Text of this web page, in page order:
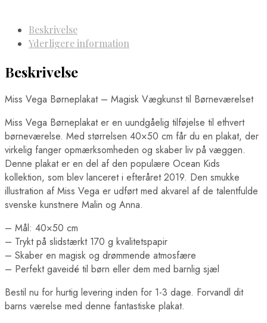
Beskrivelse
Yderligere information
Beskrivelse
Miss Vega Børneplakat – Magisk Vægkunst til Børneværelset
Miss Vega Børneplakat er en uundgåelig tilføjelse til ethvert
børneværelse. Med størrelsen 40×50 cm får du en plakat, der
virkelig fanger opmærksomheden og skaber liv på væggen.
Denne plakat er en del af den populære Ocean Kids
kollektion, som blev lanceret i efteråret 2019. Den smukke
illustration af Miss Vega er udført med akvarel af de talentfulde
svenske kunstnere Malin og Anna.
– Mål: 40×50 cm
– Trykt på slidstærkt 170 g kvalitetspapir
– Skaber en magisk og drømmende atmosfære
– Perfekt gaveidé til børn eller dem med barnlig sjæl
Bestil nu for hurtig levering inden for 1-3 dage. Forvandl dit
barns værelse med denne fantastiske plakat.